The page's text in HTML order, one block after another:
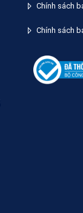
Chính sách
Chính sách